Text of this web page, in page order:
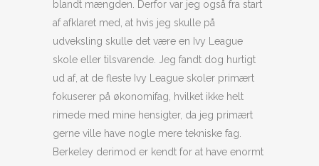
blandt mængden. Derfor var jeg også fra start
af afklaret med, at hvis jeg skulle på
udveksling skulle det være en Ivy League
skole eller tilsvarende. Jeg fandt dog hurtigt
ud af, at de fleste Ivy League skoler primært
fokuserer på økonomifag, hvilket ikke helt
rimede med mine hensigter, da jeg primært
gerne ville have nogle mere tekniske fag.
Berkeley derimod er kendt for at have enormt